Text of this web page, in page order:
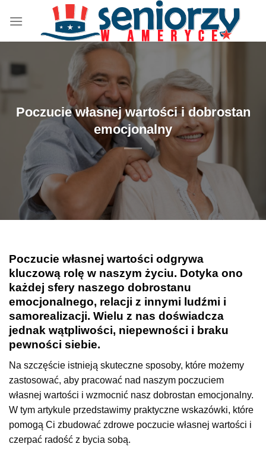
zawartości
Poczucie własnej wartości i dobrostan
emocjonalny
Poczucie własnej wartości odgrywa
kluczową rolę w naszym życiu. Dotyka ono
każdej sfery naszego dobrostanu
emocjonalnego, relacji z innymi ludźmi i
samorealizacji. Wielu z nas doświadcza
jednak wątpliwości, niepewności i braku
pewności siebie.
Na szczęście istnieją skuteczne sposoby, które możemy
zastosować, aby pracować nad naszym poczuciem
własnej wartości i wzmocnić nasz dobrostan emocjonalny.
W tym artykule przedstawimy praktyczne wskazówki, które
pomogą Ci zbudować zdrowe poczucie własnej wartości i
czerpać radość z bycia sobą.